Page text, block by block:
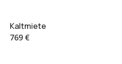
Kaltmiete
769 €